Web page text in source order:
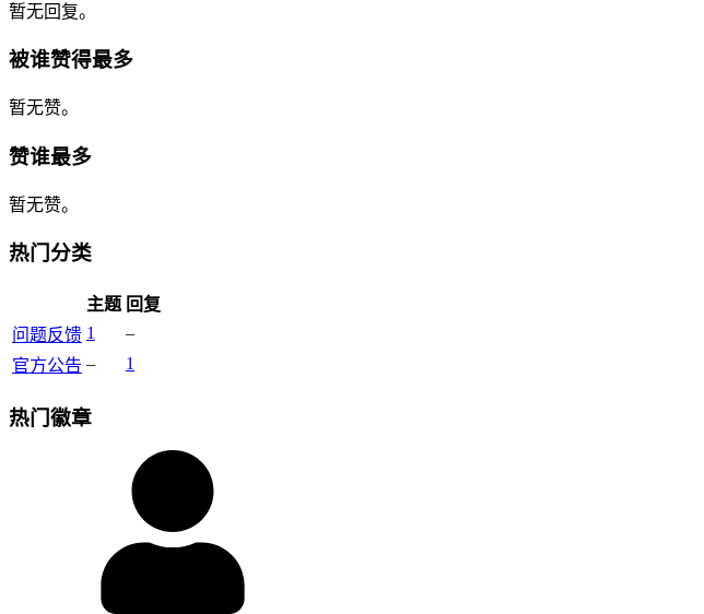
暂无回复。
被谁赞得最多
暂无赞。
赞谁最多
暂无赞。
热门分类
主题 回复
问题反馈 1
–
官方公告 – 1
热门徽章